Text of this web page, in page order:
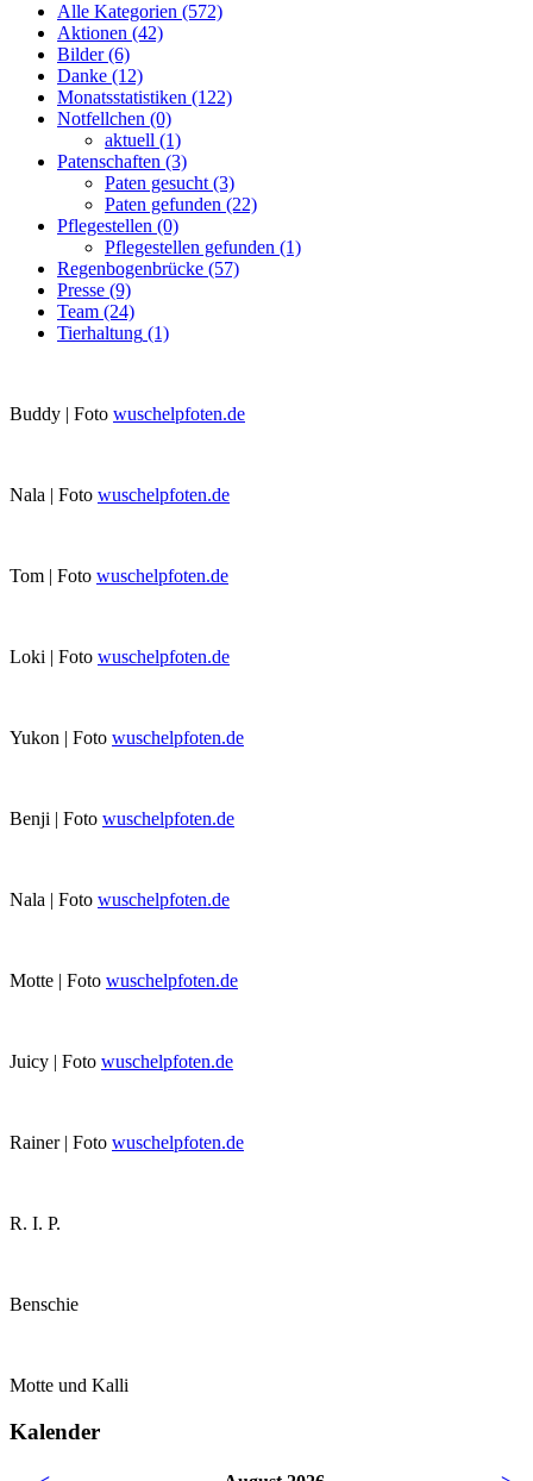
Alle Kategorien (572)
Aktionen (42)
Bilder (6)
Danke (12)
Monatsstatistiken (122)
Notfellchen (0)
aktuell (1)
Patenschaften (3)
Paten gesucht (3)
Paten gefunden (22)
Pflegestellen (0)
Pflegestellen gefunden (1)
Regenbogenbrücke (57)
Presse (9)
Team (24)
Tierhaltung (1)
Buddy | Foto wuschelpfoten.de
Nala | Foto wuschelpfoten.de
Tom | Foto wuschelpfoten.de
Loki | Foto wuschelpfoten.de
Yukon | Foto wuschelpfoten.de
Benji | Foto wuschelpfoten.de
Nala | Foto wuschelpfoten.de
Motte | Foto wuschelpfoten.de
Juicy | Foto wuschelpfoten.de
Rainer | Foto wuschelpfoten.de
R. I. P.
Benschie
Motte und Kalli
Kalender